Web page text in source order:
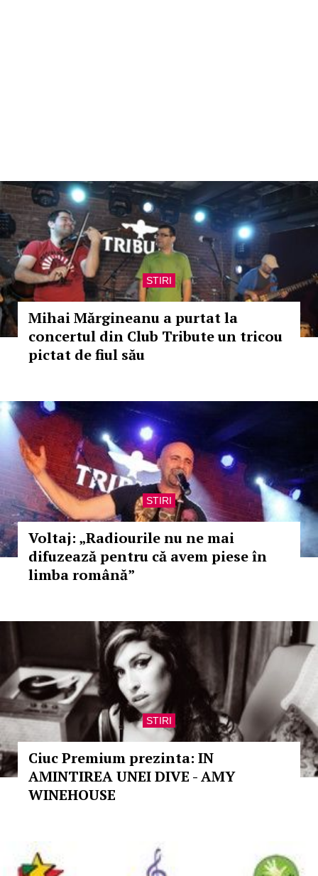
STIRI
Mihai Mărgineanu a purtat la
concertul din Club Tribute un tricou
pictat de fiul său
STIRI
Voltaj: „Radiourile nu ne mai
difuzează pentru că avem piese în
limba română”
STIRI
Ciuc Premium prezinta: IN
AMINTIREA UNEI DIVE - AMY
WINEHOUSE